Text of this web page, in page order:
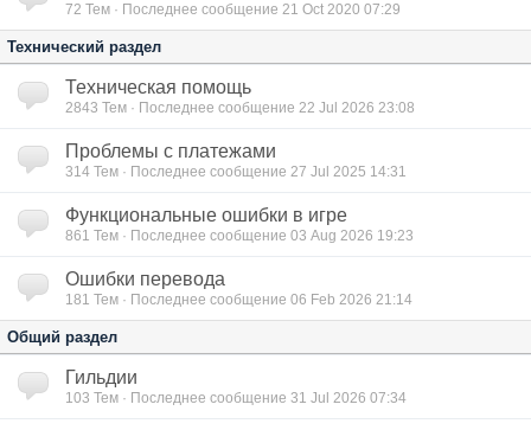
72 Тем · Последнее сообщение 21 Oct 2020 07:29
Технический раздел
Техническая помощь
2843 Тем · Последнее сообщение 22 Jul 2026 23:08
Проблемы с платежами
314 Тем · Последнее сообщение 27 Jul 2025 14:31
Функциональные ошибки в игре
861 Тем · Последнее сообщение 03 Aug 2026 19:23
Ошибки перевода
181 Тем · Последнее сообщение 06 Feb 2026 21:14
Общий раздел
Гильдии
103 Тем · Последнее сообщение 31 Jul 2026 07:34